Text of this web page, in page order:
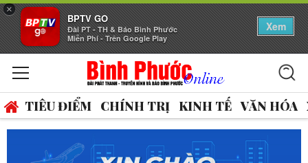
×
BPTV GO
Đài PT - TH & Báo Bình Phước
Miễn Phí - Trên Google Play
Xem
TIÊU ĐIỂM CHÍNH TRỊ KINH TẾ VĂN HÓA